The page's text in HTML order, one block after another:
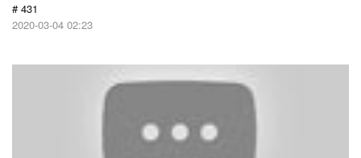
# 431
2020-03-04 02:23